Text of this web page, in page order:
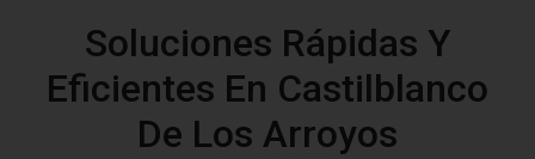
Soluciones Rápidas Y
Eficientes En Castilblanco
De Los Arroyos